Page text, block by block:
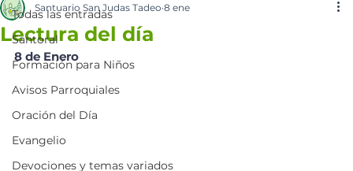
Todas las entradas
Santoral
Formación para Niños
Avisos Parroquiales
Oración del Día
Evangelio
Devociones y temas variados
Lectura del día
Santuario San Judas Tadeo 8 ene
8 de Enero